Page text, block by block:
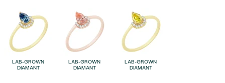
PREZRIEŤ
SYMBOLICKÉ
MINIMALISTICKÉ
PODĽA PRÍLEŽITOSTI
LAB-GROWN
DIAMANT
LAB-GROWN
DIAMANT
LAB-GROWN
DIAMANT